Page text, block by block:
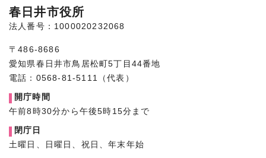
春日井市役所
法人番号：1000020232068
〒486-8686
愛知県春日井市鳥居松町5丁目44番地
電話：0568-81-5111（代表）
開庁時間
午前8時30分から午後5時15分まで
閉庁日
土曜日、日曜日、祝日、年末年始